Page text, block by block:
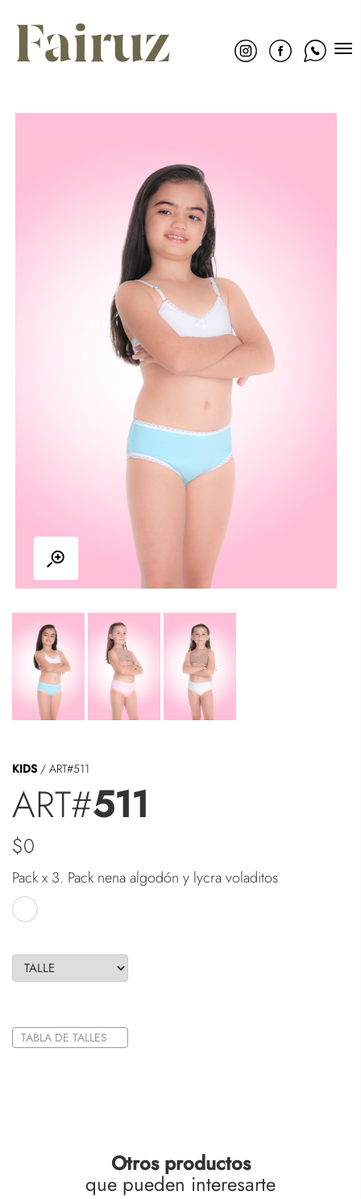
KIDS / ART#511
ART#511
$0
Pack x 3. Pack nena algodón y lycra voladitos
TABLA DE TALLES
Otros productos
que pueden interesarte